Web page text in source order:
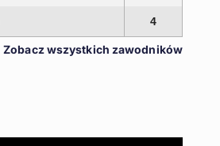
4
Zobacz wszystkich zawodników